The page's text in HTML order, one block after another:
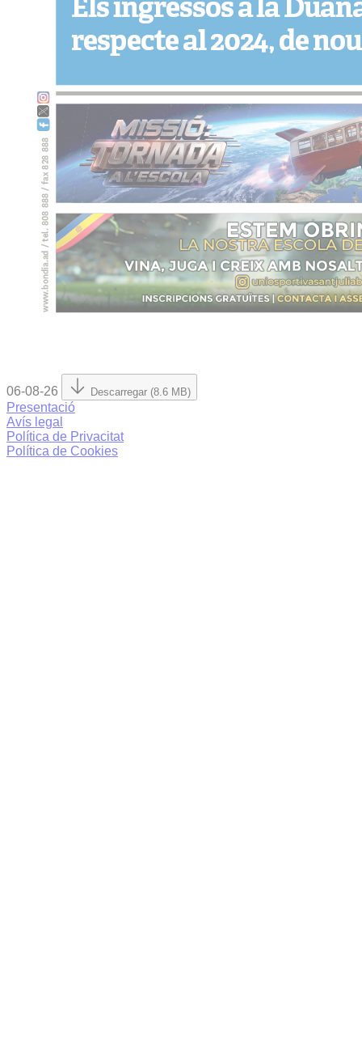
06-08-26 Descarregar (8.6 MB)
Presentació
Avís legal
Política de Privacitat
Política de Cookies